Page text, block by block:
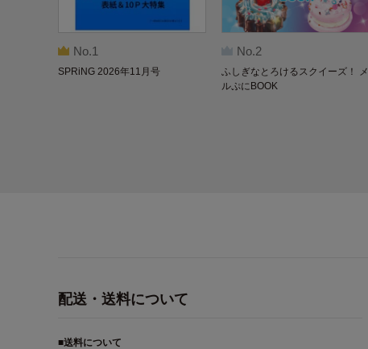
No.1
SPRiNG 2026年11月号
No.2
ふしぎなとろけるスクイーズ！ メ
ルぷにBOOK
配送・送料について
■送料について